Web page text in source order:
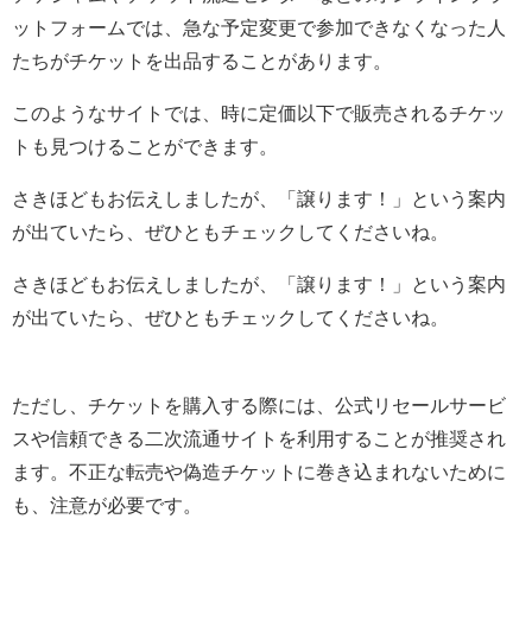
ットフォームでは、急な予定変更で参加できなくなった人
たちがチケットを出品することがあります。
このようなサイトでは、時に定価以下で販売されるチケッ
トも見つけることができます。
さきほどもお伝えしましたが、「譲ります！」という案内
が出ていたら、ぜひともチェックしてくださいね。
さきほどもお伝えしましたが、「譲ります！」という案内
が出ていたら、ぜひともチェックしてくださいね。
ただし、チケットを購入する際には、公式リセールサービ
スや信頼できる二次流通サイトを利用することが推奨され
ます。不正な転売や偽造チケットに巻き込まれないために
も、注意が必要です。